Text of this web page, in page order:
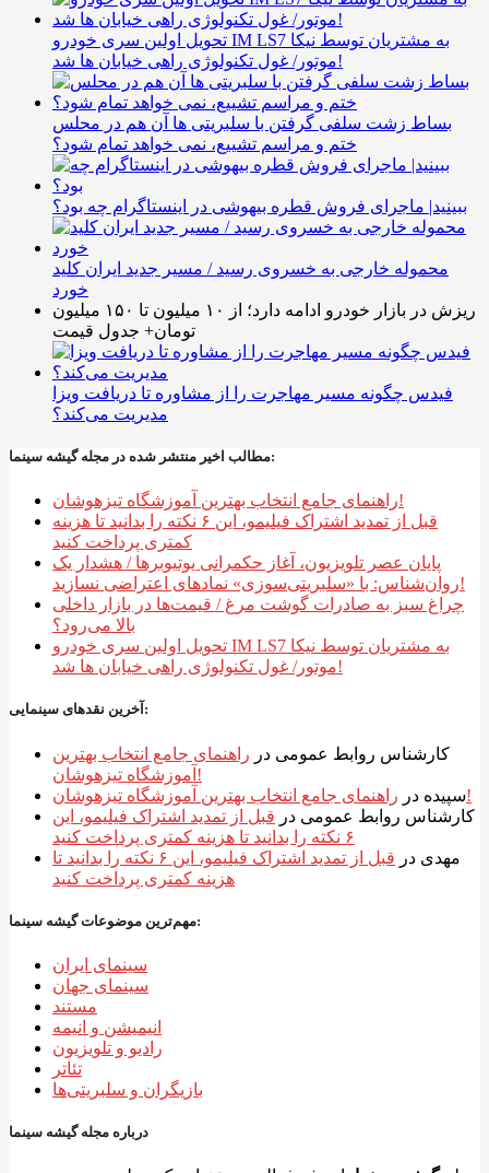
تحویل اولین سری خودرو IM LS7 به مشتریان توسط نیکا
موتور/ غول تکنولوژی راهی خیابان ها شد!
بساط زشت سلفی گرفتن با سلبریتی ها آن هم در محلس
ختم و مراسم تشییع، نمی خواهد تمام شود؟
ببینید| ماجرای فروش قطره بیهوشی در اینستاگرام چه بود؟
محموله خارجی به خسروی رسید / مسیر جدید ایران کلید
خورد
ریزش در بازار خودرو ادامه دارد؛ از ۱۰ میلیون تا ۱۵۰ میلیون
تومان+ جدول قیمت
فیدس چگونه مسیر مهاجرت را از مشاوره تا دریافت ویزا
مدیریت می‌کند؟
مطالب اخیر منتشر شده در مجله گیشه سینما:
راهنمای جامع انتخاب بهترین آموزشگاه تیزهوشان!
قبل از تمدید اشتراک فیلیمو، این ۶ نکته را بدانید تا هزینه
کمتری پرداخت کنید
پایان عصر تلویزیون، آغاز حکمرانی یوتیوبرها / هشدار یک
روان‌شناس: با «سلبریتی‌سوزی» نمادهای اعتراضی نسازید!
چراغ سبز به صادرات گوشت مرغ / قیمت‌ها در بازار داخلی
بالا می‌رود؟
تحویل اولین سری خودرو IM LS7 به مشتریان توسط نیکا
موتور/ غول تکنولوژی راهی خیابان ها شد!
آخرین نقدهای سینمایی:
کارشناس روابط عمومی در راهنمای جامع انتخاب بهترین
آموزشگاه تیزهوشان!
سپیده در
راهنمای جامع انتخاب بهترین آموزشگاه تیزهوشان!
کارشناس روابط عمومی در قبل از تمدید اشتراک فیلیمو، این
۶ نکته را بدانید تا هزینه کمتری پرداخت کنید
مهدی در
قبل از تمدید اشتراک فیلیمو، این ۶ نکته را بدانید تا
هزینه کمتری پرداخت کنید
مهم‌ترین موضوعات گیشه سینما:
سینمای ایران
سینمای جهان
مستند
انیمیشن و انیمه
رادیو و تلویزیون
تئاتر
بازیگران و سلبریتی‌ها
درباره مجله گیشه سینما